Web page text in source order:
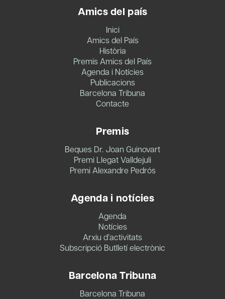
Amics del país
Inici
Amics del País
Història
Premis Amics del País
Agenda i Notícies
Publicacions
Barcelona Tribuna
Contacte
Premis
Beques Dr. Joan Guinovart
Premi Llegat Valldejuli
Premi Alexandre Pedrós
Agenda i notícies
Agenda
Notícies
Arxiu d’activitats
Subscripció Butlletí electrònic
Barcelona Tribuna
Barcelona Tribuna